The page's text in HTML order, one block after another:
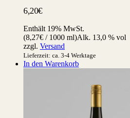
6,20€
Enthält 19% MwSt.
(8,27€ / 1000 ml)Alk. 13,0 % vol
zzgl. Versand
Lieferzeit: ca. 3-4 Werktage
In den Warenkorb